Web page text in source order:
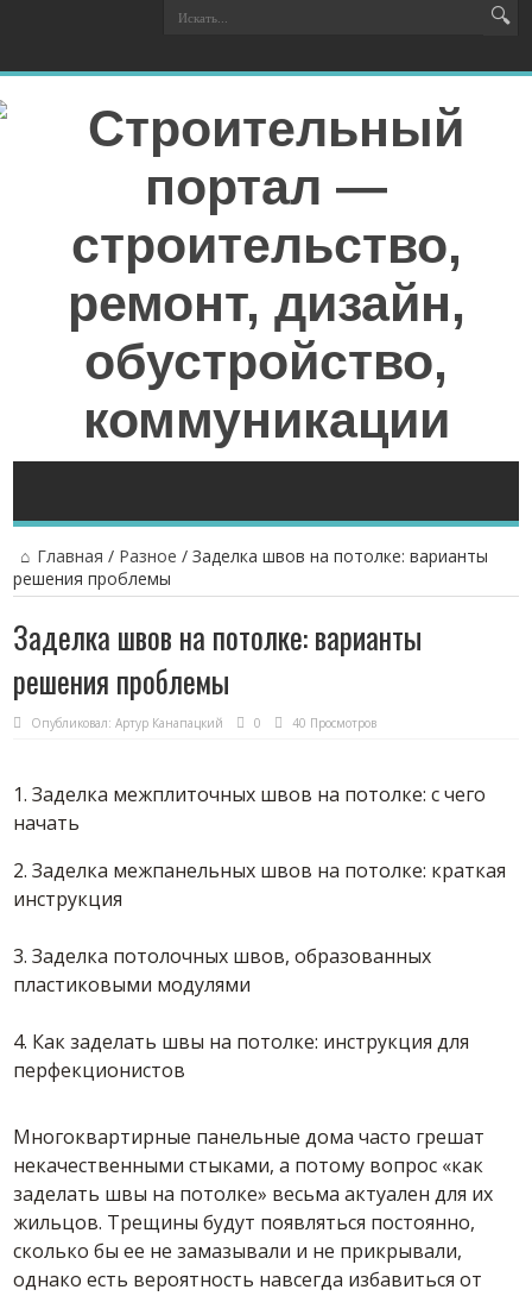
Главная / Разное /Заделка швов на потолке: варианты
решения проблемы
Заделка швов на потолке: варианты
решения проблемы
Опубликовал:Артур Канапацкий 0 40 Просмотров
1. Заделка межплиточных швов на потолке: с чего
начать
2. Заделка межпанельных швов на потолке: краткая
инструкция
3. Заделка потолочных швов, образованных
пластиковыми модулями
4. Как заделать швы на потолке: инструкция для
перфекционистов
Многоквартирные панельные дома часто грешат
некачественными стыками, а потому вопрос «как
заделать швы на потолке» весьма актуален для их
жильцов. Трещины будут появляться постоянно,
сколько бы ее не замазывали и не прикрывали,
однако есть вероятность навсегда избавиться от